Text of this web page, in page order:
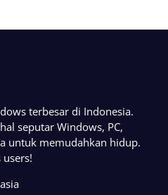
terbesar di Indonesia.
seputar Windows, PC,
untuk memudahkan hidup.
users!